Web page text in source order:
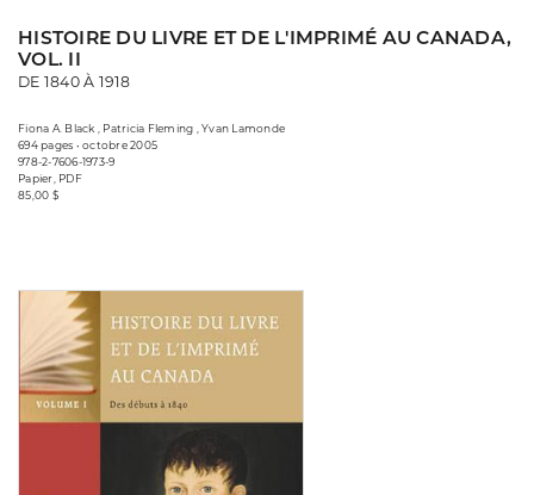
HISTOIRE DU LIVRE ET DE L'IMPRIMÉ AU CANADA,
VOL. II
DE 1840 À 1918
Fiona A. Black , Patricia Fleming , Yvan Lamonde
694 pages • octobre 2005
978-2-7606-1973-9
Papier, PDF
85,00 $